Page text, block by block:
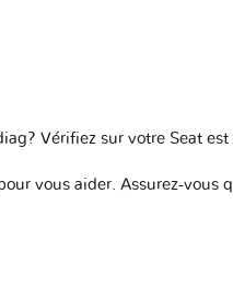
Vérifiez sur votre Seat
vous aider. Assurez-vous